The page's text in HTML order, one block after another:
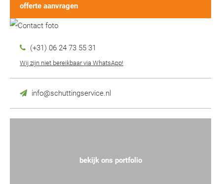
offerte aanvragen
(+31) 06 24 73 55 31
Wij zijn niet bereikbaar via WhatsApp!
info@schuttingservice.nl
bekijk ons portfolio